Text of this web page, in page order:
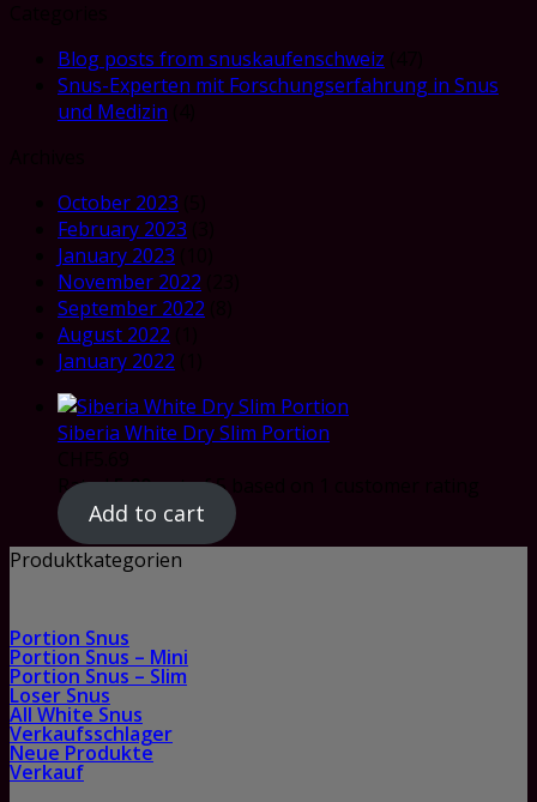
Blog posts from snuskaufenschweiz
Snus-Experten mit Forschungserfahrung in Snus
und Medizin
October 2023
February 2023
January 2023
November 2022
September 2022
August 2022
January 2022
Siberia White Dry Slim Portion
Rated5.00out of 5 based on
Add to cart
Produktkategorien
Portion Snus
Portion Snus – Mini
Portion Snus – Slim
Loser Snus
All White Snus
Verkaufsschlager
Neue Produkte
Verkauf